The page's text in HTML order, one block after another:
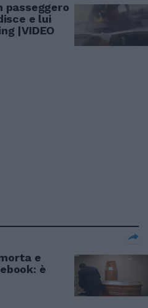
passeggero
e lui
|VIDEO
e
è